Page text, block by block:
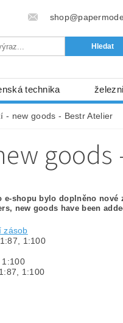
technika
kosmická technika
kartony, fólie
- new goods - Bestr Atelier
goods
e-shopu bylo doplněno nové
new goods have been
zásob
1:100
1:100